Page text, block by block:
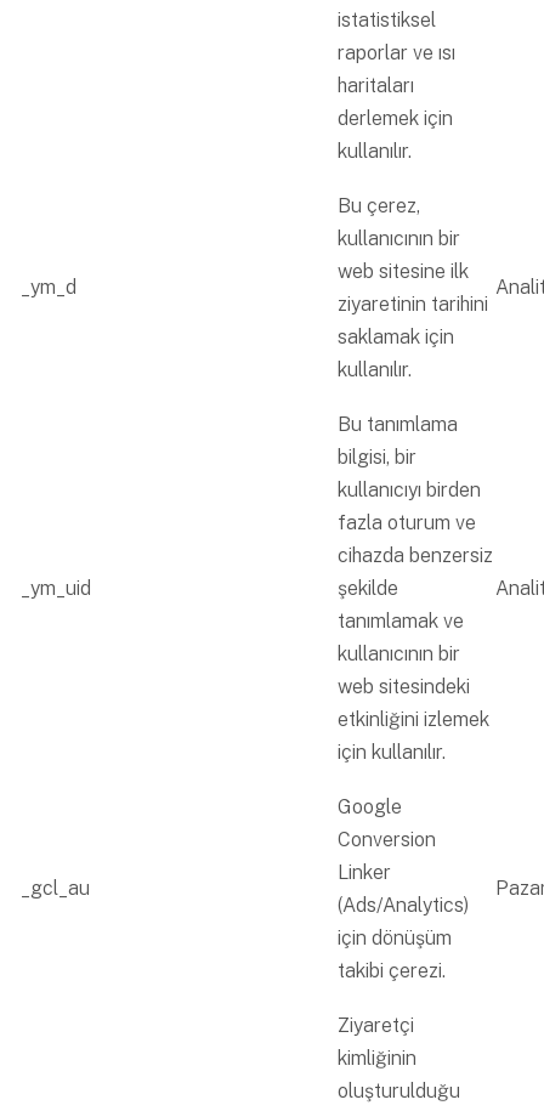
istatistiksel
raporlar ve ısı
haritaları
derlemek için
kullanılır.
_ym_d
Bu çerez,
kullanıcının bir
web sitesine ilk
ziyaretinin tarihini
saklamak için
kullanılır.
_ym_uid
Bu tanımlama
bilgisi, bir
kullanıcıyı birden
fazla oturum ve
cihazda benzersiz
şekilde
tanımlamak ve
kullanıcının bir
web sitesindeki
etkinliğini izlemek
için kullanılır.
_gcl_au
Google
Conversion
Linker
(Ads/Analytics)
için dönüşüm
takibi çerezi.
Ziyaretçi
kimliğinin
oluşturulduğu